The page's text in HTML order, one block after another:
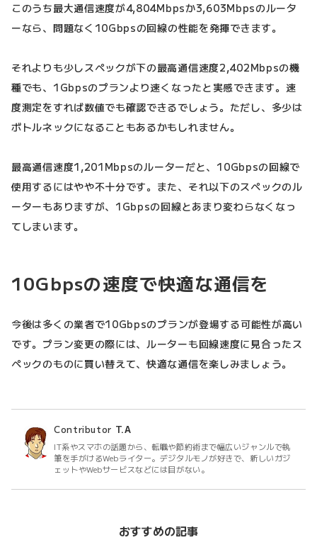
このうち最大通信速度が4,804Mbpsか3,603Mbpsのルータ
ーなら、問題なく10Gbpsの回線の性能を発揮できます。
それよりも少しスペックが下の最高通信速度2,402Mbpsの機
種でも、1Gbpsのプランより速くなったと実感できます。速
度測定をすれば数値でも確認できるでしょう。ただし、多少は
ボトルネックになることもあるかもしれません。
最高通信速度1,201Mbpsのルーターだと、10Gbpsの回線で
使用するにはやや不十分です。また、それ以下のスペックのル
ーターもありますが、1Gbpsの回線とあまり変わらなくなっ
てしまいます。
10Gbpsの速度で快適な通信を
今後は多くの業者で10Gbpsのプランが登場する可能性が高い
です。プラン変更の際には、ルーターも回線速度に見合ったス
ペックのものに買い替えて、快適な通信を楽しみましょう。
Contributor T.A
IT系やスマホの話題から、転職や節約術まで幅広いジャンルで執
筆を手がけるWebライター。デジタルモノが好きで、新しいガジ
ェットやWebサービスなどには目がない。
おすすめの記事